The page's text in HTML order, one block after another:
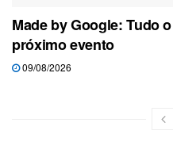
Made by Google: Tudo
próximo evento
09/08/2026